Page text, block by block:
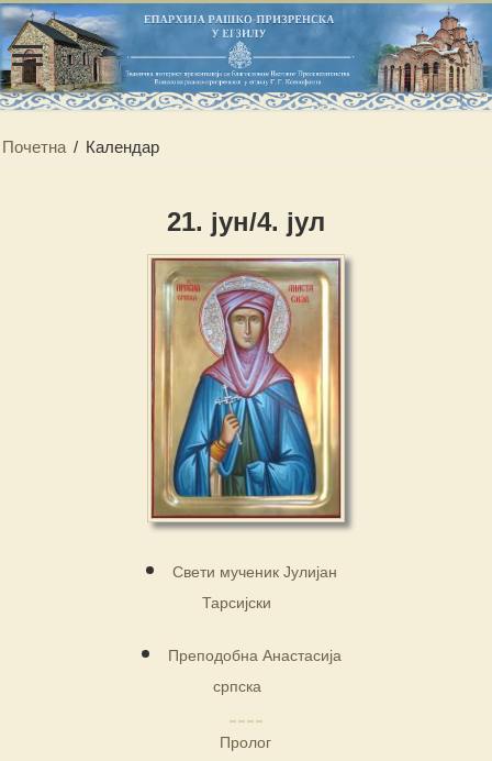
Почетна / Календар
21. јун/4. јул
Свети мученик Јулијан
Тарсијски
Преподобна Анастасија
српска
Пролог